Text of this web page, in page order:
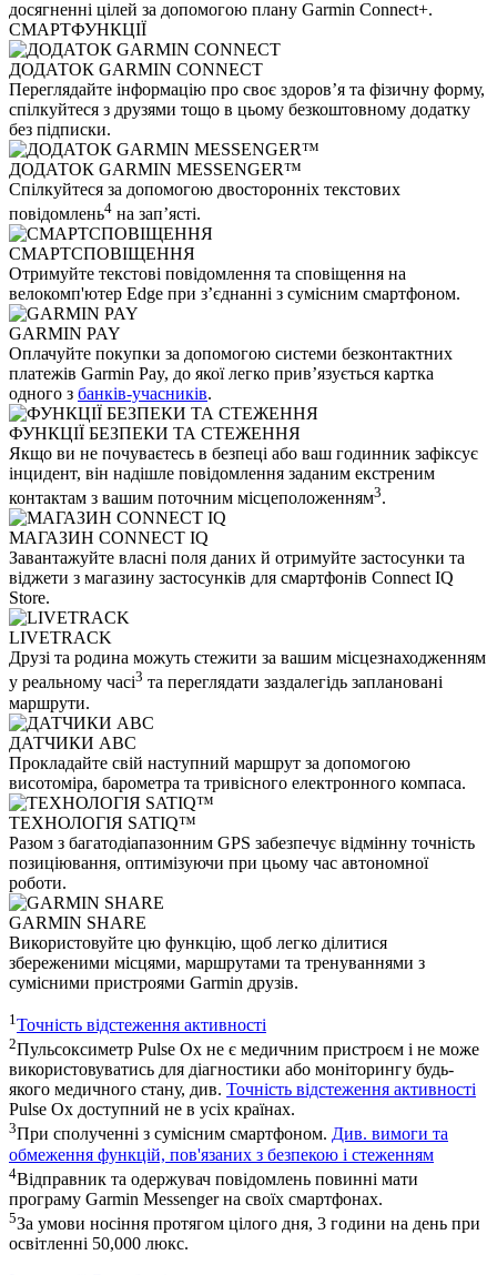
досягненні цілей за допомогою плану Garmin Connect+.
СМАРТФУНКЦІЇ
ДОДАТОК GARMIN CONNECT
Переглядайте інформацію про своє здоров’я та фізичну форму,
спілкуйтеся з друзями тощо в цьому безкоштовному додатку
без підписки.
ДОДАТОК GARMIN MESSENGER™
Спілкуйтеся за допомогою двосторонніх текстових
повідомлень4 на зап’ясті.
СМАРТСПОВІЩЕННЯ
Отримуйте текстові повідомлення та сповіщення на
велокомп'ютер Edge при з’єднанні з сумісним смартфоном.
GARMIN PAY
Оплачуйте покупки за допомогою системи безконтактних
платежів Garmin Pay, до якої легко прив’язується картка
одного з банків-учасників.
ФУНКЦІЇ БЕЗПЕКИ ТА СТЕЖЕННЯ
Якщо ви не почуваєтесь в безпеці або ваш годинник зафіксує
інцидент, він надішле повідомлення заданим екстреним
контактам з вашим поточним місцеположенням3.
МАГАЗИН CONNECT IQ
Завантажуйте власні поля даних й отримуйте застосунки та
віджети з магазину застосунків для смартфонів Connect IQ
Store.
LIVETRACK
Друзі та родина можуть стежити за вашим місцезнаходженням
у реальному часі3 та переглядати заздалегідь заплановані
маршрути.
ДАТЧИКИ ABC
Прокладайте свій наступний маршрут за допомогою
висотоміра, барометра та тривісного електронного компаса.
ТЕХНОЛОГІЯ SATIQ™
Разом з багатодіапазонним GPS забезпечує відмінну точність
позиціювання, оптимізуючи при цьому час автономної
роботи.
GARMIN SHARE
Використовуйте цю функцію, щоб легко ділитися
збереженими місцями, маршрутами та тренуваннями з
сумісними пристроями Garmin друзів.
1 Точність відстеження активності
2Пульсоксиметр Pulse Ox не є медичним пристроєм і не може
використовуватись для діагностики або моніторингу будь-
якого медичного стану, див. Точність відстеження активності
Pulse Ox доступний не в усіх країнах.
3При сполученні з сумісним смартфоном. Див. вимоги та
обмеження функцій, пов'язаних з безпекою і стеженням
4Відправник та одержувач повідомлень повинні мати
програму Garmin Messenger на своїх смартфонах.
5За умови носіння протягом цілого дня, 3 години на день при
освітленні 50,000 люкс.